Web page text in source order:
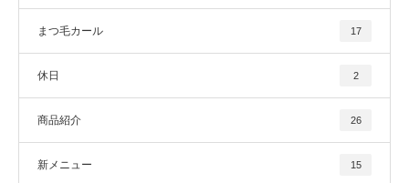
まつ毛カール 17
休日 2
商品紹介 26
新メニュー 15